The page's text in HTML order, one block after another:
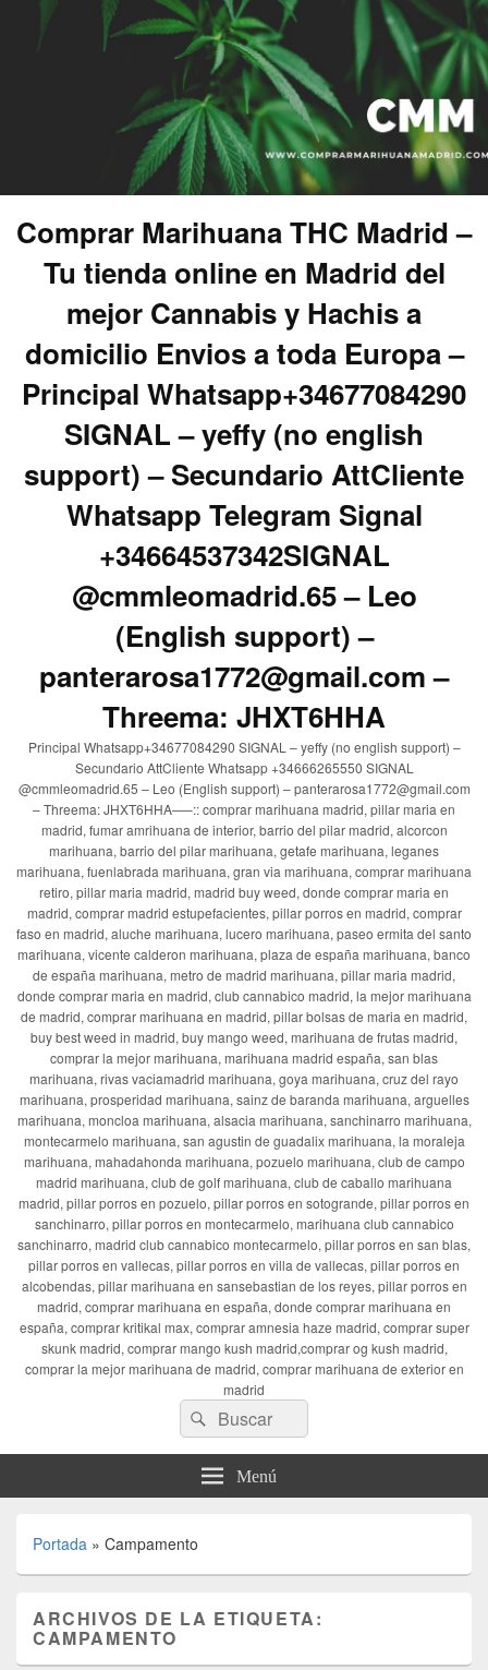
Comprar Marihuana THC Madrid –
Tu tienda online en Madrid del
mejor Cannabis y Hachis a
domicilio Envios a toda Europa –
Principal Whatsapp+34677084290
SIGNAL – yeffy (no english
support) – Secundario AttCliente
Whatsapp Telegram Signal
+34664537342SIGNAL
@cmmleomadrid.65 – Leo
(English support) –
panterarosa1772@gmail.com –
Threema: JHXT6HHA
Principal Whatsapp+34677084290 SIGNAL – yeffy (no english support) –
Secundario AttCliente Whatsapp +34666265550 SIGNAL
@cmmleomadrid.65 – Leo (English support) – panterarosa1772@gmail.com
– Threema: JHXT6HHA—–:: comprar marihuana madrid, pillar maria en
madrid, fumar amrihuana de interior, barrio del pilar madrid, alcorcon
marihuana, barrio del pilar marihuana, getafe marihuana, leganes
marihuana, fuenlabrada marihuana, gran via marihuana, comprar marihuana
retiro, pillar maria madrid, madrid buy weed, donde comprar maria en
madrid, comprar madrid estupefacientes, pillar porros en madrid, comprar
faso en madrid, aluche marihuana, lucero marihuana, paseo ermita del santo
marihuana, vicente calderon marihuana, plaza de españa marihuana, banco
de españa marihuana, metro de madrid marihuana, pillar maria madrid,
donde comprar maria en madrid, club cannabico madrid, la mejor marihuana
de madrid, comprar marihuana en madrid, pillar bolsas de maria en madrid,
buy best weed in madrid, buy mango weed, marihuana de frutas madrid,
comprar la mejor marihuana, marihuana madrid españa, san blas
marihuana, rivas vaciamadrid marihuana, goya marihuana, cruz del rayo
marihuana, prosperidad marihuana, sainz de baranda marihuana, arguelles
marihuana, moncloa marihuana, alsacia marihuana, sanchinarro marihuana,
montecarmelo marihuana, san agustin de guadalix marihuana, la moraleja
marihuana, mahadahonda marihuana, pozuelo marihuana, club de campo
madrid marihuana, club de golf marihuana, club de caballo marihuana
madrid, pillar porros en pozuelo, pillar porros en sotogrande, pillar porros en
sanchinarro, pillar porros en montecarmelo, marihuana club cannabico
sanchinarro, madrid club cannabico montecarmelo, pillar porros en san blas,
pillar porros en vallecas, pillar porros en villa de vallecas, pillar porros en
alcobendas, pillar marihuana en sansebastian de los reyes, pillar porros en
madrid, comprar marihuana en españa, donde comprar marihuana en
españa, comprar kritikal max, comprar amnesia haze madrid, comprar super
skunk madrid, comprar mango kush madrid,comprar og kush madrid,
comprar la mejor marihuana de madrid, comprar marihuana de exterior en
madrid
Buscar
por:
Buscar
Menú
Portada » Campamento
ARCHIVOS DE LA ETIQUETA:
CAMPAMENTO